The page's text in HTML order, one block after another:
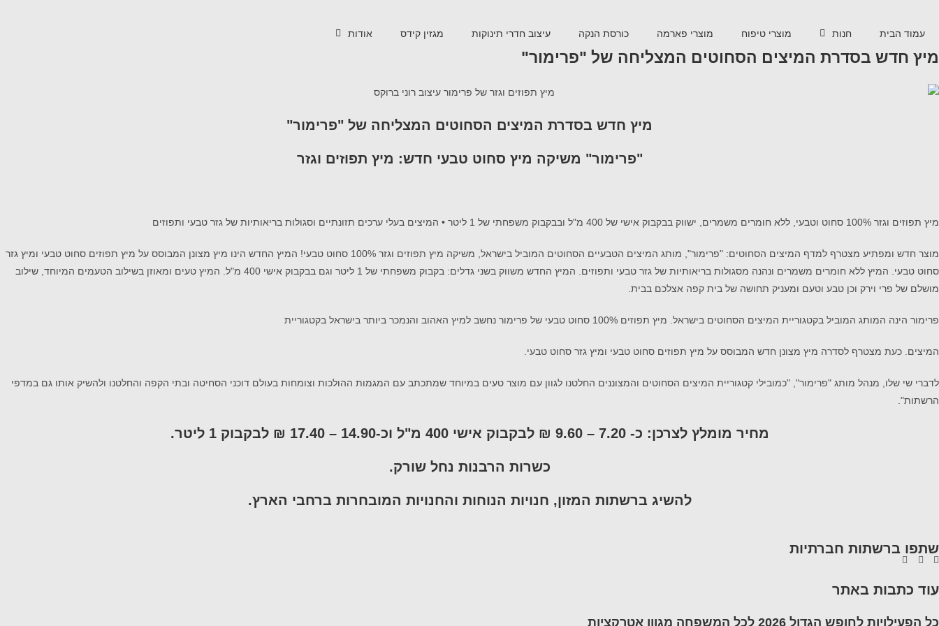
עמוד הבית חנות מוצרי טיפוח מוצרי פארמה כורסת הנקה עיצוב חדרי תינוקות מגזין קידס אודות
מיץ חדש בסדרת המיצים הסחוטים המצליחה של "פרימור"
מיץ חדש בסדרת המיצים הסחוטים המצליחה של "פרימור"
"פרימור" משיקה מיץ סחוט טבעי חדש: מיץ תפוזים וגזר
מיץ תפוזים וגזר 100% סחוט וטבעי , ללא חומרים משמרים, ישווק בבקבוק אישי של 400 מ"ל ובבקב וק משפחתי של 1 ליטר • המיצים בעלי ערכים תזונתיים וסגולות בריאותיות של גזר טבעי ותפוזים
מוצר חדש ומפתיע מצטרף למדף המיצים הסחוטים: "פרימור", מותג המיצים הטבעיים הסחוטים המוביל בישראל משיקה מיץ תפוזים וגזר 100% ס חוט טבעי! המיץ החדש הינו מיץ מצונן המבוסס על מיץ תפוזים סחוט טבעי ומיץ גזר
סחוט טבעי.
המיץ ללא חומרים משמרים ונהנה מסגולות בריאותיות של גזר טבעי ותפוזים. המיץ החדש משווק בשני גדלים: בקבוק משפחתי של 1 ליטר וגם בב קבוק אישי 40 0 מ"ל. המיץ טעים ומאוזן בשילוב הטעמים המיוחד, שילוב
מושלם של פרי וירק וכן טבע וטעם ומעניק תחושה של בית קפה אצלכם בבית.
פרימור הינה המותג המוביל בקטגוריית המיצים הסחוטים בישראל. מיץ תפוזים 100% סחוט טבעי של פרימור נחשב למיץ האהוב והנמכר ביותר בישראל בקטגוריית
המיצים כעת מצטרף לסדרה מיץ מצונן חדש המבוסס על מיץ תפוזים סחוט טבעי ומיץ גזר סחוט טבעי.
לדברי שי שלו, מנהל מותג "פרימור", "כמובילי קטגוריית המיצים הסחוטים והמצוננים החלטנו לגוון עם מוצר טעים במיוחד שמתכתב עם המגמות ההולכות וצומחות בעולם דוכני הסחיטה ובתי הקפה והחלטנו ולהשיק אותו גם במדפי
הרשתות"
מחיר מומלץ לצרכן: כ- 7.20
–
9.
60
₪ לבקבוק אישי 400 מ"ל וכ-14.90 –
17.
40
₪ לבקבוק 1 ליטר.
כשרות הרבנות נחל שורק.
להשיג ברשתות המזון, חנויות הנוחות והחנויות המובחרות ברחבי הארץ.
שתפו ברשתות חברתיות
עוד כתבות באתר
כל הפעילויות לחופש הגדול 2026 לכל המשפחה מגוון אטרקציות